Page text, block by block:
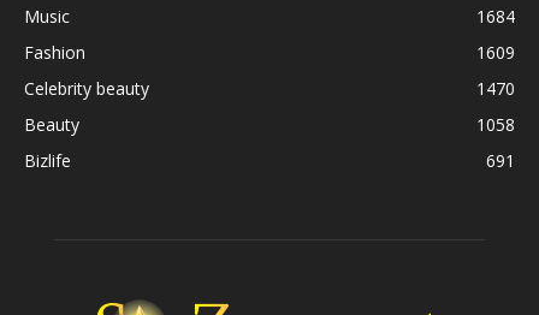
Music
1684
Fashion
1609
Celebrity beauty
1470
Beauty
1058
Bizlife
691